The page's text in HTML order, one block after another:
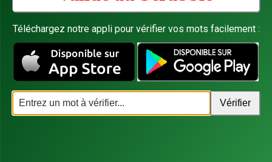
Téléchargez notre appli pour vérifier vos mots facilement :